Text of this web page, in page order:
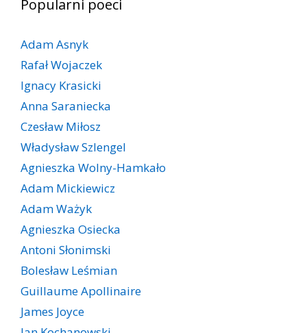
Popularni poeci
Adam Asnyk
Rafał Wojaczek
Ignacy Krasicki
Anna Saraniecka
Czesław Miłosz
Władysław Szlengel
Agnieszka Wolny-Hamkało
Adam Mickiewicz
Adam Ważyk
Agnieszka Osiecka
Antoni Słonimski
Bolesław Leśmian
Guillaume Apollinaire
James Joyce